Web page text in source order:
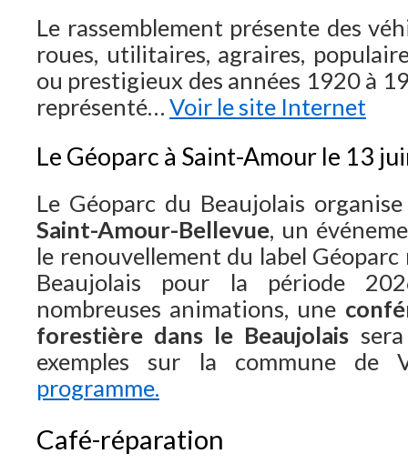
Le rassemblement présente des
roues, utilitaires, agraires,
ou prestigieux des années 1920 à
représenté… Voir le site Internet
Le Géoparc à Saint-Amour le 13
Le Géoparc du Beaujolais
Saint-Amour-Bellevue, un
le renouvellement du label Géoparc
Beaujolais pour la période
nombreuses animations, une
forestière dans le Beaujolais
exemples sur la commune de
programme.
Café-réparation